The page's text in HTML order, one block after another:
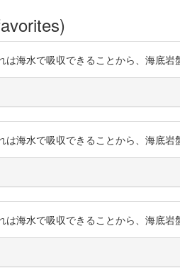
海水で吸収できることから、海底
海水で吸収できることから、海底
海水で吸収できることから、海底